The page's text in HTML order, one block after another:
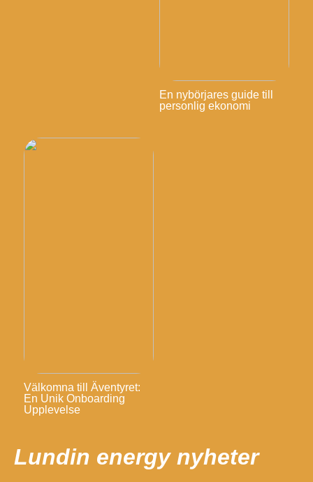
En nybörjares guide till
personlig ekonomi
Välkomna till Äventyret:
En Unik Onboarding
Upplevelse
Lundin energy nyheter